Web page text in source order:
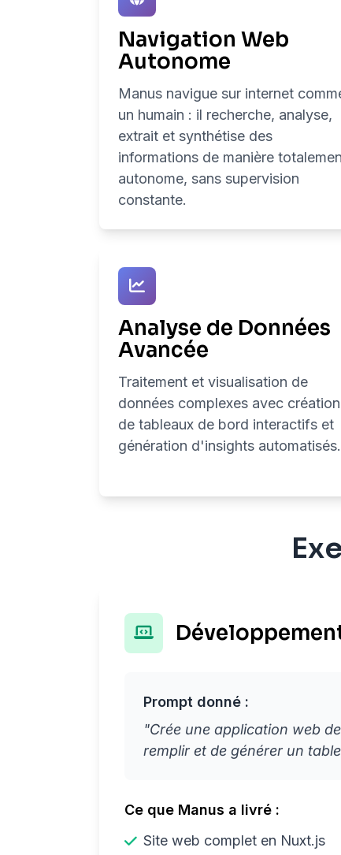
Navigation Web
Autonome
Manus navigue sur internet
un humain : il recherche, analyse,
extrait et synthétise des
informations de manière
autonome, sans supervision
constante.
Analyse de Données
Avancée
Traitement et visualisation de
données complexes avec création
de tableaux de bord interactifs et
génération d'insights automatisés.
Prompt donné :
"Crée une application web
remplir et de générer un
Ce que Manus a livré :
Site web complet en Nuxt.js